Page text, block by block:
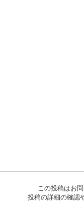
この投稿はお
投稿の詳細の確認